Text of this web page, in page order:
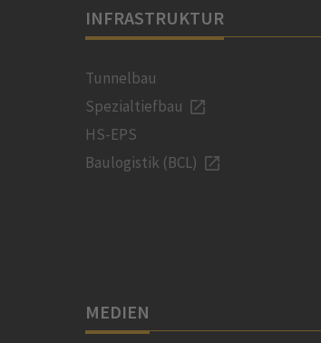
INFRASTRUKTUR
Tunnelbau
Spezialtiefbau
HS-EPS
Baulogistik (BCL)
MEDIEN